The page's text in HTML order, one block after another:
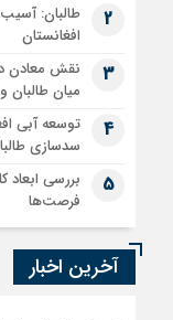
2
طالبان:
افغانستان
3
نقش معادن
میان طالبان
4
توسعه آبی
سدسازی
5
بررسی ابعاد
فرصت‌ها
آخرین اخبار